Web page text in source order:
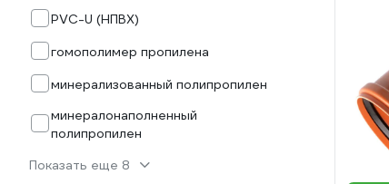
PVC-U (НПВХ)
гомополимер пропилена
минерализованный полипропилен
минералонаполненный
полипропилен
Показать еще 8